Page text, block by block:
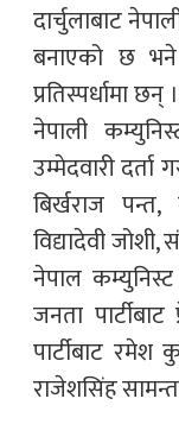
दार्चुलाबाट
बनाएको छ
प्रतिस्पर्धामा छन्
नेपाली
उम्मेदवारी दर्ता
बिर्खराज
विद्यादेवी
नेपाल कम्युनिस्ट
जनता
पार्टीबाट रमेश
राजेशसिंह